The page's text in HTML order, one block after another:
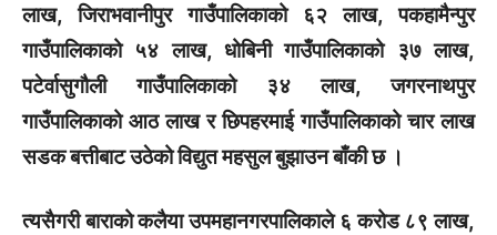
लाख, जिराभवानीपुर गाउँपालिकाको ६२ लाख, पकहामैन्पुर
गाउँपालिकाको ५४ लाख, धोबिनी गाउँपालिकाको ३७ लाख,
पटेर्वासुगौली गाउँपालिकाको ३४ लाख, जगरनाथपुर
गाउँपालिकाको आठ लाख र छिपहरमाई गाउँपालिकाको चार लाख
सडक बत्तीबाट उठेको विद्युत महसुल बुझाउन बाँकी छ ।
त्यसैगरी बाराको कलैया उपमहानगरपालिकाले ६ करोड ८९ लाख,